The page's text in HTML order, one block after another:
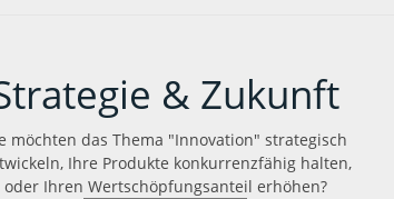
& Zukunft
möchten das Thema "Innovation" strategisch
Ihre Produkte konkurrenzfähig halten,
oder Ihren Wertschöpfungsanteil erhöhen?